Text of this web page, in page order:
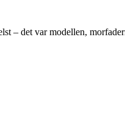
– det var modellen,